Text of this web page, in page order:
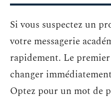
Si vous suspectez un
votre messagerie
rapidement. Le
changer
Optez pour un mot de